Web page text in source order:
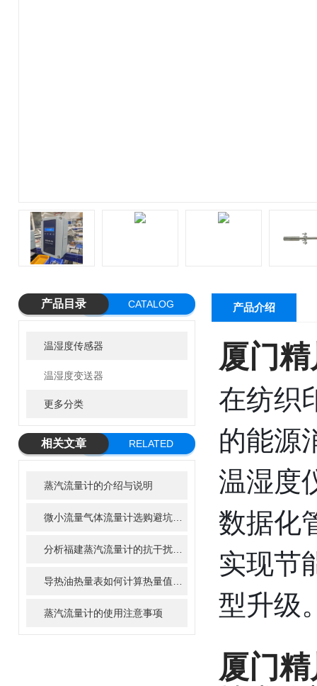
产品目录 CATALOG
温湿度传感器
温湿度变送器
更多分类
相关文章
RELATED
蒸汽流量计的介绍与说明
蒸汽流量计的使用注意事项
产品介绍
厦门
在纺织
的能源
温湿度
数据化
实现节
型升级
厦门